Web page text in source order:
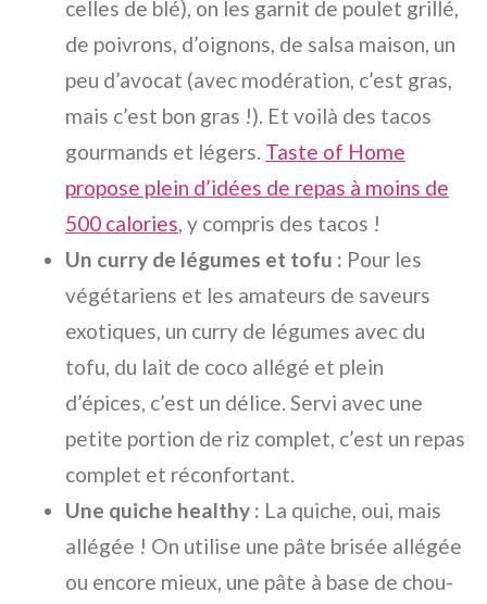
celles de blé), on les garnit de poulet grillé,
de poivrons, d’oignons, de salsa maison, un
peu d’avocat (avec modération, c’est gras,
mais c’est bon gras !). Et voilà des tacos
gourmands et légers. Taste of Home
propose plein d’idées de repas à moins de
500 calories, y compris des tacos !
Un curry de légumes et tofu : Pour les
végétariens et les amateurs de saveurs
exotiques, un curry de légumes avec du
tofu, du lait de coco allégé et plein
d’épices, c’est un délice. Servi avec une
petite portion de riz complet, c’est un repas
complet et réconfortant.
Une quiche healthy : La quiche, oui, mais
allégée ! On utilise une pâte brisée allégée
ou encore mieux, une pâte à base de chou-